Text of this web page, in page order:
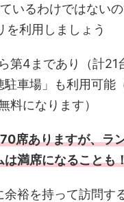
いるわけではない
を利用しましょう
第4まであり（計21
駐車場」も利用可能
料になります）
席ありますが、ラ
は満席になることも
余裕を持って訪問す